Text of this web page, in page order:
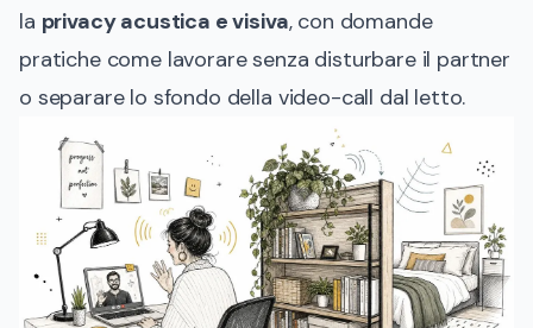
la privacy acustica e visiva, con domande
pratiche come lavorare senza disturbare il partner
o separare lo sfondo della video-call dal letto.